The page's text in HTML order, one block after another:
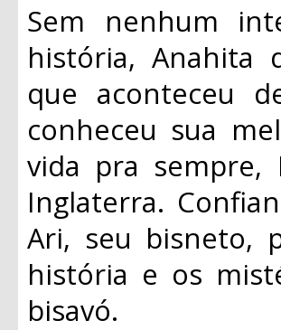
Sem nenhum
história, Anahita
que aconteceu
conheceu sua
vida pra
Inglaterra.
Ari, seu bisneto,
história e os
bisavó.